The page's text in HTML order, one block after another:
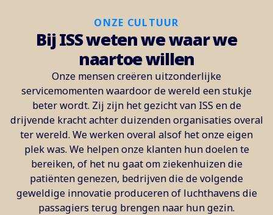
ONZE CULTUUR
Bij ISS weten we waar we
naartoe willen
Onze mensen creëren uitzonderlijke
servicemomenten waardoor de wereld een stukje
beter wordt. Zij zijn het gezicht van ISS en de
drijvende kracht achter duizenden organisaties overal
ter wereld. We werken overal alsof het onze eigen
plek was. We helpen onze klanten hun doelen te
bereiken, of het nu gaat om ziekenhuizen die
patiënten genezen, bedrijven die de volgende
geweldige innovatie produceren of luchthavens die
passagiers terug brengen naar hun gezin.